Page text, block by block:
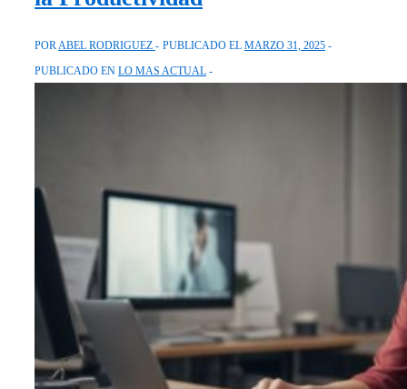
Revolucionaria
PORABEL RODRIGUEZ PUBLICADO EL MARZO 31, 2025
PUBLICADO EN LO MAS ACTUAL